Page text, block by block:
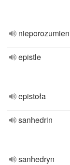
epistle
epistoła
sanhedrin
sanhedryn